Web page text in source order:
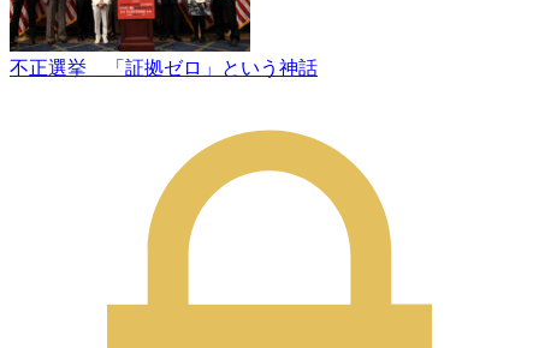
不正選挙 「証拠ゼロ」という神話